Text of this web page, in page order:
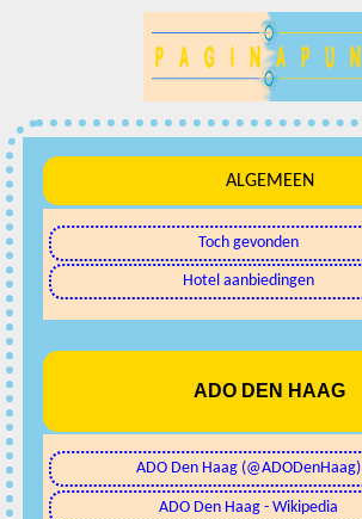
ALGEMEEN
Toch gevonden
Hotel aanbiedingen
ADO DEN HAAG
ADO Den Haag (@ADODenHaag)
ADO Den Haag - Wikipedia